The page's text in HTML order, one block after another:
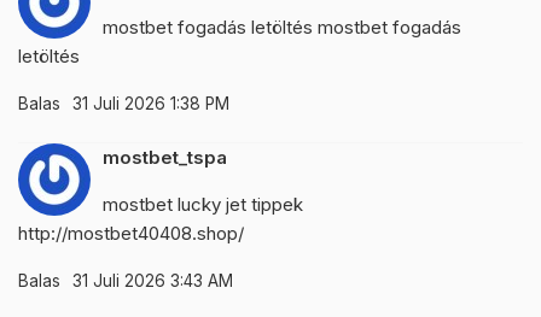
mostbet fogadás letöltés mostbet fogadás
letöltés
Balas 31 Juli 2026 1:38 PM
mostbet_tspa
mostbet lucky jet tippek
http://mostbet40408.shop/
Balas 31 Juli 2026 3:43 AM